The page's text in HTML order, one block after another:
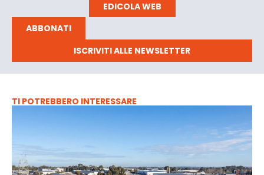
EDICOLA WEB
ABBONATI
ISCRIVITI ALLE NEWSLETTER
TI POTREBBERO INTERESSARE